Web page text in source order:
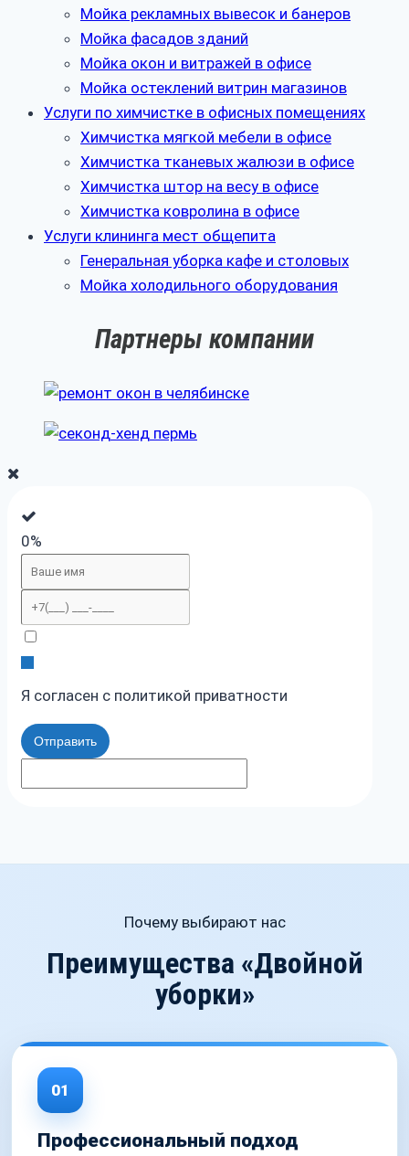
Мойка рекламных вывесок и банеров
Мойка фасадов зданий
Мойка окон и витражей в офисе
Мойка остеклений витрин магазинов
Услуги по химчистке в офисных помещениях
Химчистка мягкой мебели в офисе
Химчистка тканевых жалюзи в офисе
Химчистка штор на весу в офисе
Химчистка ковролина в офисе
Услуги клининга мест общепита
Генеральная уборка кафе и столовых
Мойка холодильного оборудования
Партнеры компании
0%
Я согласен с политикой приватности
Отправить
Почему выбирают нас
Преимущества «Двойной
уборки»
01
Профессиональный подход